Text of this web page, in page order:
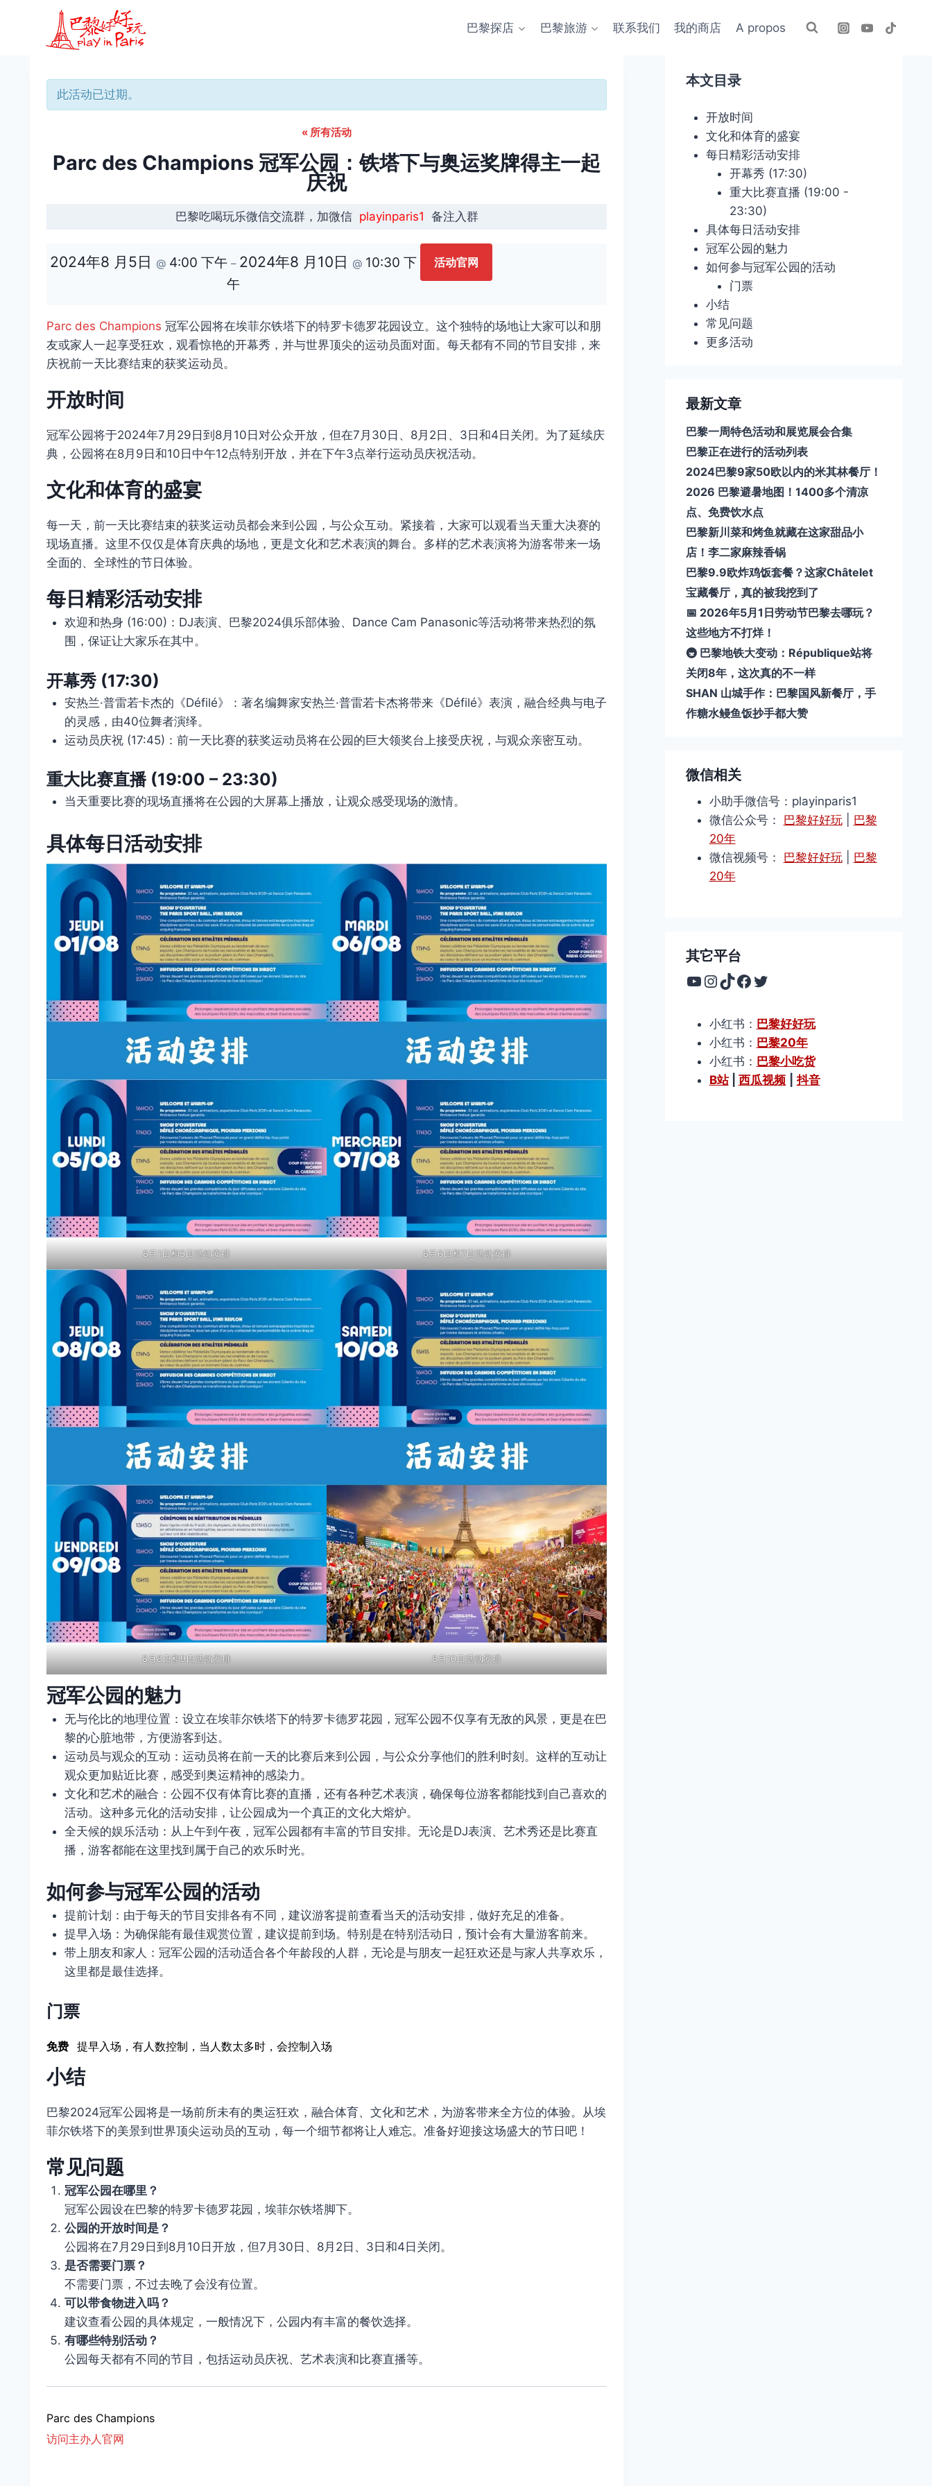
巴黎探店 巴黎旅游 联系我们 我的商店 A propos
此活动已过期。
« 所有活动
Parc des Champions 冠军公园：铁塔下与奥运奖牌得主一起
庆祝
巴黎吃喝玩乐微信交流群，加微信 playinparis1 备注入群
2024年8 月5日 @ 4:00 下午 – 2024年8 月10日 @ 10:30 下
午
活动官网
Parc des Champions 冠军公园将在埃菲尔铁塔下的特罗卡德罗花园设立。这个独特的场地让大家可以和朋
友或家人一起享受狂欢，观看惊艳的开幕秀，并与世界顶尖的运动员面对面。每天都有不同的节目安排，来
庆祝前一天比赛结束的获奖运动员。
开放时间
冠军公园将于2024年7月29日到8月10日对公众开放，但在7月30日、8月2日、3日和4日关闭。为了延续庆
典，公园将在8月9日和10日中午12点特别开放，并在下午3点举行运动员庆祝活动。
文化和体育的盛宴
每一天，前一天比赛结束的获奖运动员都会来到公园，与公众互动。紧接着，大家可以观看当天重大决赛的
现场直播。这里不仅仅是体育庆典的场地，更是文化和艺术表演的舞台。多样的艺术表演将为游客带来一场
全面的、全球性的节日体验。
每日精彩活动安排
欢迎和热身 (16:00)：DJ表演、巴黎2024俱乐部体验、Dance Cam Panasonic等活动将带来热烈的氛
围，保证让大家乐在其中。
开幕秀 (17:30)
安热兰·普雷若卡杰的《Défilé》：著名编舞家安热兰·普雷若卡杰将带来《Défilé》表演，融合经典与电子
的灵感，由40位舞者演绎。
运动员庆祝 (17:45)：前一天比赛的获奖运动员将在公园的巨大领奖台上接受庆祝，与观众亲密互动。
重大比赛直播 (19:00 – 23:30)
当天重要比赛的现场直播将在公园的大屏幕上播放，让观众感受现场的激情。
具体每日活动安排
8月1日和5日活动安排 8月6日和7日活动安排
8月8日和9日活动安排 8月10日活动安排
冠军公园的魅力
无与伦比的地理位置：设立在埃菲尔铁塔下的特罗卡德罗花园，冠军公园不仅享有无敌的风景，更是在巴
黎的心脏地带，方便游客到达。
运动员与观众的互动：运动员将在前一天的比赛后来到公园，与公众分享他们的胜利时刻。这样的互动让
观众更加贴近比赛，感受到奥运精神的感染力。
文化和艺术的融合：公园不仅有体育比赛的直播，还有各种艺术表演，确保每位游客都能找到自己喜欢的
活动。这种多元化的活动安排，让公园成为一个真正的文化大熔炉。
全天候的娱乐活动：从上午到午夜，冠军公园都有丰富的节目安排。无论是DJ表演、艺术秀还是比赛直
播，游客都能在这里找到属于自己的欢乐时光。
如何参与冠军公园的活动
提前计划：由于每天的节目安排各有不同，建议游客提前查看当天的活动安排，做好充足的准备。
提早入场：为确保能有最佳观赏位置，建议提前到场。特别是在特别活动日，预计会有大量游客前来。
带上朋友和家人：冠军公园的活动适合各个年龄段的人群，无论是与朋友一起狂欢还是与家人共享欢乐，
这里都是最佳选择。
门票
免费 提早入场，有人数控制，当人数太多时，会控制入场
小结
巴黎2024冠军公园将是一场前所未有的奥运狂欢，融合体育、文化和艺术，为游客带来全方位的体验。从埃
菲尔铁塔下的美景到世界顶尖运动员的互动，每一个细节都将让人难忘。准备好迎接这场盛大的节日吧！
常见问题
冠军公园在哪里？
冠军公园设在巴黎的特罗卡德罗花园，埃菲尔铁塔脚下。
公园的开放时间是？
公园将在7月29日到8月10日开放，但7月30日、8月2日、3日和4日关闭。
是否需要门票？
不需要门票，不过去晚了会没有位置。
可以带食物进入吗？
建议查看公园的具体规定，一般情况下，公园内有丰富的餐饮选择。
有哪些特别活动？
公园每天都有不同的节目，包括运动员庆祝、艺术表演和比赛直播等。
Parc des Champions
访问主办人官网
本文目录
开放时间
文化和体育的盛宴
每日精彩活动安排
开幕秀 (17:30)
重大比赛直播 (19:00 -
23:30)
具体每日活动安排
冠军公园的魅力
如何参与冠军公园的活动
门票
小结
常见问题
更多活动
最新文章
巴黎一周特色活动和展览展会合集
巴黎正在进行的活动列表
2024巴黎9家50欧以内的米其林餐厅！
2026 巴黎避暑地图！1400多个清凉
点、免费饮水点
巴黎新川菜和烤鱼就藏在这家甜品小
店！李二家麻辣香锅
巴黎9.9欧炸鸡饭套餐？这家Châtelet
宝藏餐厅，真的被我挖到了
📅 2026年5月1日劳动节巴黎去哪玩？
这些地方不打烊！
🚇 巴黎地铁大变动：République站将
关闭8年，这次真的不一样
SHAN 山城手作：巴黎国风新餐厅，手
作糖水鳗鱼饭抄手都大赞
微信相关
小助手微信号：playinparis1
微信公众号： 巴黎好好玩| 巴黎
20年
微信视频号： 巴黎好好玩| 巴黎
20年
其它平台
YouTube
Instagram
TikTok
Facebook
Twitter
小红书： 巴黎好好玩
小红书： 巴黎20年
小红书： 巴黎小吃货
B站| 西瓜视频 抖音